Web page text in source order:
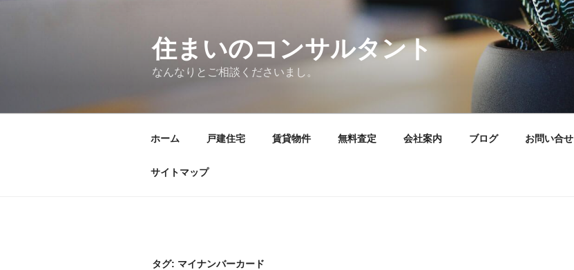
住まいのコンサルタント
なんなりとご相談くださいまし。
ホーム 戸建住宅 賃貸物件 無料査定 会社案内 ブログ お問い合せ
サイトマップ
タグ: マイナンバーカード